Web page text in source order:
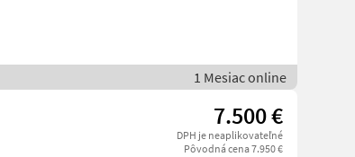
1 Mesiac online
7.500 €
DPH je neaplikovateľné
Pôvodná cena 7.950 €